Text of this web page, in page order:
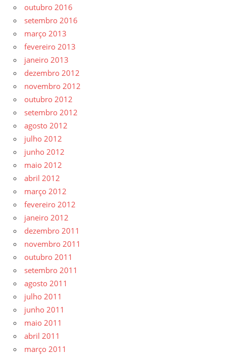
outubro 2016
setembro 2016
março 2013
fevereiro 2013
janeiro 2013
dezembro 2012
novembro 2012
outubro 2012
setembro 2012
agosto 2012
julho 2012
junho 2012
maio 2012
abril 2012
março 2012
fevereiro 2012
janeiro 2012
dezembro 2011
novembro 2011
outubro 2011
setembro 2011
agosto 2011
julho 2011
junho 2011
maio 2011
abril 2011
março 2011